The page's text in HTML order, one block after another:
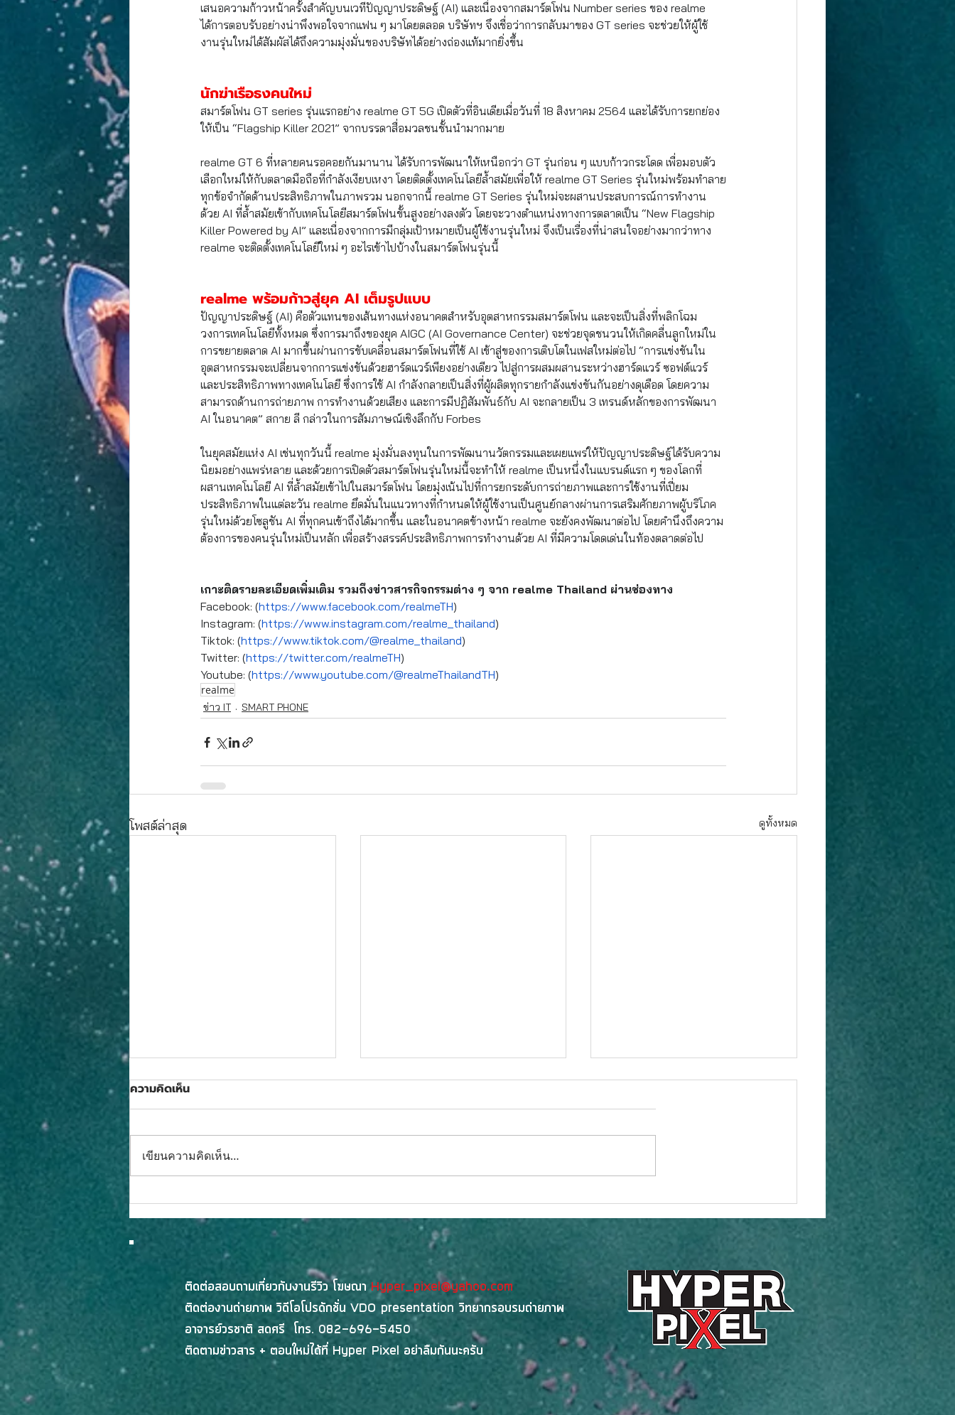
เสนอความก้าวหน้าครั้งสำคัญบนเวทีปัญญาประดิษฐ์ (AI) และเนื่องจากสมาร์ตโฟน Number series ของ realme
ได้การตอบรับอย่างน่าพึงพอใจจากแฟน ๆ มาโดยตลอด บริษัทฯ จึงเชื่อว่าการกลับมาของ GT series จะช่วยให้ผู้ใช้
งานรุ่นใหม่ได้สัมผัสได้ถึงความมุ่งมั่นของบริษัทได้อย่างถ่องแท้มากยิ่งขึ้น
นักฆ่าเรือธงคนใหม่
สมาร์ตโฟน GT series รุ่นแรกอย่าง realme GT 5G เปิดตัวที่อินเดียเมื่อวันที่ 18 สิงหาคม 2564 และได้รับการยกย่อง
ให้เป็น “Flagship Killer 2021” จากบรรดาสื่อมวลชนชั้นนำมากมาย
realme GT 6 ที่หลายคนรอคอยกันมานาน ได้รับการพัฒนาให้เหนือกว่า GT รุ่นก่อน ๆ แบบก้าวกระโดด เพื่อมอบตัว
เลือกใหม่ให้กับตลาดมือถือที่กำลังเงียบเหงา โดยติดตั้งเทคโนโลยีล้ำสมัยเพื่อให้ realme GT Series รุ่นใหม่พร้อมทำลาย
ทุกข้อจำกัดด้านประสิทธิภาพในภาพรวม นอกจากนี้ realme GT Series รุ่นใหม่จะผสานประสบการณ์การทำงาน
ด้วย AI ที่ล้ำสมัยเข้ากับเทคโนโลยีสมาร์ตโฟนขั้นสูงอย่างลงตัว โดยจะวางตำแหน่งทางการตลาดเป็น “New Flagship
Killer Powered by AI” และเนื่องจากการมีกลุ่มเป้าหมายเป็นผู้ใช้งานรุ่นใหม่ จึงเป็นเรื่องที่น่าสนใจอย่างมากว่าทาง
realme จะติดตั้งเทคโนโลยีใหม่ ๆ อะไรเข้าไปบ้างในสมาร์ตโฟนรุ่นนี้
realme พร้อมก้าวสู่ยุค AI เต็มรูปแบบ
ปัญญาประดิษฐ์ (AI) คือตัวแทนของเส้นทางแห่งอนาคตสำหรับอุตสาหกรรมสมาร์ตโฟน และจะเป็นสิ่งที่พลิกโฉม
วงการเทคโนโลยีทั้งหมด ซึ่งการมาถึงของยุค AIGC (AI Governance Center) จะช่วยจุดชนวนให้เกิดคลื่นลูกใหม่ใน
การขยายตลาด AI มากขึ้นผ่านการขับเคลื่อนสมาร์ตโฟนที่ใช้ AI เข้าสู่ของการเติบโตในเฟสใหม่ต่อไป “การแข่งขันใน
อุตสาหกรรมจะเปลี่ยนจากการแข่งขันด้วยฮาร์ดแวร์เพียงอย่างเดียว ไปสู่การผสมผสานระหว่างฮาร์ดแวร์ ซอฟต์แวร์
และประสิทธิภาพทางเทคโนโลยี ซึ่งการใช้ AI กำลังกลายเป็นสิ่งที่ผู้ผลิตทุกรายกำลังแข่งขันกันอย่างดุเดือด โดยความ
สามารถด้านการถ่ายภาพ การทำงานด้วยเสียง และการมีปฏิสัมพันธ์กับ AI จะกลายเป็น 3 เทรนด์หลักของการพัฒนา
AI ในอนาคต” สกาย ลี กล่าวในการสัมภาษณ์เชิงลึกกับ Forbes
ในยุคสมัยแห่ง AI เช่นทุกวันนี้ realme มุ่งมั่นลงทุนในการพัฒนานวัตกรรมและเผยแพร่ให้ปัญญาประดิษฐ์ได้รับความ
นิยมอย่างแพร่หลาย และด้วยการเปิดตัวสมาร์ตโฟนรุ่นใหม่นี้จะทำให้ realme เป็นหนึ่งในแบรนด์แรก ๆ ของโลกที่
ผสานเทคโนโลยี AI ที่ล้ำสมัยเข้าไปในสมาร์ตโฟน โดยมุ่งเน้นไปที่การยกระดับการถ่ายภาพและการใช้งานที่เปี่ยม
ประสิทธิภาพในแต่ละวัน realme ยึดมั่นในแนวทางที่กำหนดให้ผู้ใช้งานเป็นศูนย์กลางผ่านการเสริมศักยภาพผู้บริโภค
รุ่นใหม่ด้วยโซลูชัน AI ที่ทุกคนเข้าถึงได้มากขึ้น และในอนาคตข้างหน้า realme จะยังคงพัฒนาต่อไป โดยคำนึงถึงความ
ต้องการของคนรุ่นใหม่เป็นหลัก เพื่อสร้างสรรค์ประสิทธิภาพการทำงานด้วย AI ที่มีความโดดเด่นในท้องตลาดต่อไป
เกาะติดรายละเอียดเพิ่มเติม รวมถึงข่าวสารกิจกรรมต่าง ๆ จาก realme Thailand ผ่านช่องทาง
Facebook: (https://www.facebook.com/realmeTH)
Instagram: (https://www.instagram.com/realme_thailand)
Tiktok: (https://www.tiktok.com/@realme_thailand)
Twitter: (https://twitter.com/realmeTH)
Youtube: (https://www.youtube.com/@realmeThailandTH)
realme
ข่าว IT SMART PHONE
โพสต์ล่าสุด ดูทั้งหมด
BASE Playhouse ถอดรหัส
กลยุทธ์ People
Transformationพาองค์กรยุค
ใหม่ฝ่า 4 กับดักยุค AI ในงาน
“OPEN HOUSE: BASE
Kickstarter 2026”
BDI ประกาศผล 5 สุดยอด
นวัตกรรม AI พลิกโฉมภูเก็ตสู่
Smart Tourismในเวที BDI
Hackathon 2026: PRO AT
Phuket พร้อมต่อยอดสู่การใช้
งานจริง
กระแสแรงไม่หยุด TECNO
POVA 8 Series ยอดขายทะลุ
เป้าหลังวางขายตั้งแต่ 15 ก.ค.
ขึ้นแท่นตัวเลือกยอดฮิตของคน
ยุคใหม่
ความคิดเห็น
เขียนความคิดเห็น…
ติดต่อสอบถามเกี่ยวกับงานรีวิว โฆษณาHyper_pixel@yahoo.com
ติดต่องานถ่ายภาพ วิดีโอโปรดักชั่น VDO presentationวิทยากรอบรมถ่ายภาพ
อาจารย์วรชาติ สดศรี โทร. 082-696-5450
ติดตามข่าวสาร + ตอนใหม่ได้ที่ Hyper Pixel อย่าลืมกันนะครับ